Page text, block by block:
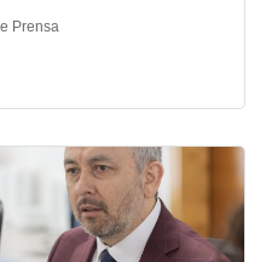
Prensa